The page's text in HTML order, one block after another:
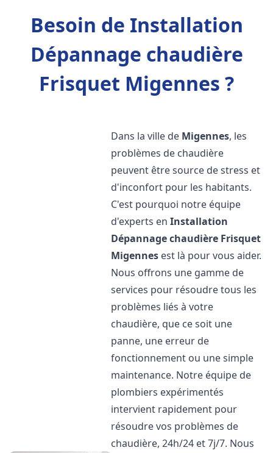
Besoin de Installation
Dépannage chaudière
Frisquet Migennes ?
Dans la ville de Migennes, les
problèmes de chaudière
peuvent être source de stress et
d'inconfort pour les habitants.
C'est pourquoi notre équipe
d'experts enInstallation
Dépannage chaudière Frisquet
Migennes est là pour vous aider.
Nous offrons une gamme de
services pour résoudre tous les
problèmes liés à votre
chaudière, que ce soit une
panne, une erreur de
fonctionnement ou une simple
maintenance. Notre équipe de
plombiers expérimentés
intervient rapidement pour
résoudre vos problèmes de
chaudière, 24h/24 et 7j/7. Nous